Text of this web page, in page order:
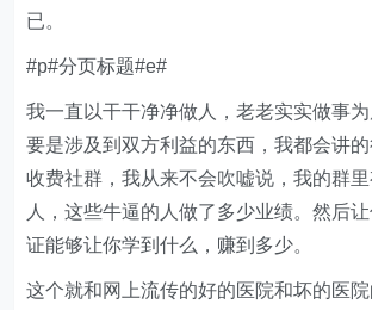
已。
#p#分页标题#e#
我一直以干干净净做人，老老实实做事
要是涉及到双方利益的东西，我都会讲
收费社群，我从来不会吹嘘说，我的群
人，这些牛逼的人做了多少业绩。然后
证能够让你学到什么，赚到多少。
这个就和网上流传的好的医院和坏的医